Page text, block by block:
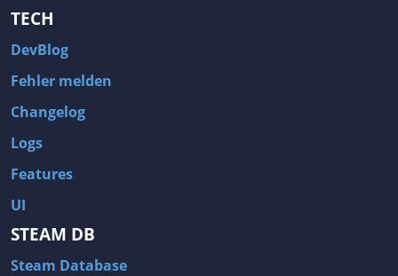
TECH
DevBlog
Fehler melden
Changelog
Logs
Features
UI
STEAM DB
Steam Database